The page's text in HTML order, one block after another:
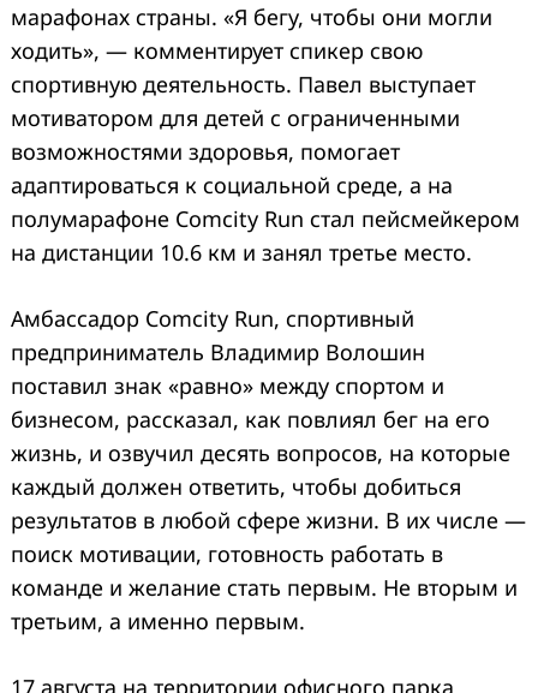
марафонах страны. «Я бегу, чтобы они могли
ходить», — комментирует спикер свою
спортивную деятельность. Павел выступает
мотиватором для детей с ограниченными
возможностями здоровья, помогает
адаптироваться к социальной среде, а на
полумарафоне Comcity Run стал пейсмейкером
на дистанции 10.6 км и занял третье место.
Амбассадор Comcity Run, спортивный
предприниматель Владимир Волошин
поставил знак «равно» между спортом и
бизнесом, рассказал, как повлиял бег на его
жизнь, и озвучил десять вопросов, на которые
каждый должен ответить, чтобы добиться
результатов в любой сфере жизни. В их числе —
поиск мотивации, готовность работать в
команде и желание стать первым. Не вторым и
третьим, а именно первым.
17 августа на территории офисного парка